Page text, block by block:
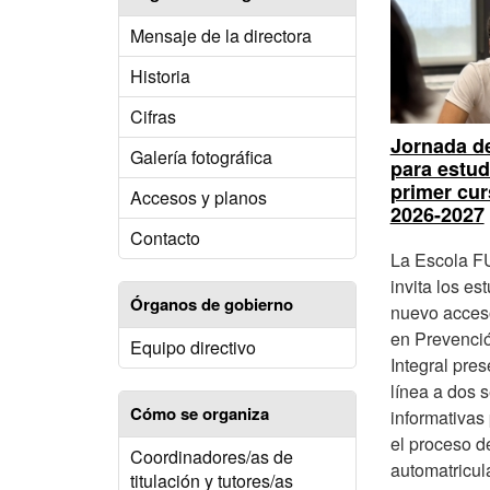
Mensaje de la directora
Historia
Cifras
Galería fotográfica
Accesos y planos
Contacto
Órganos de gobierno
Equipo directivo
Cómo se organiza
Coordinadores/as de
titulación y tutores/as
Jornada
para
primer
2026-2027
La Escola
invita los
nuevo
en
Integral
línea a dos
el proceso